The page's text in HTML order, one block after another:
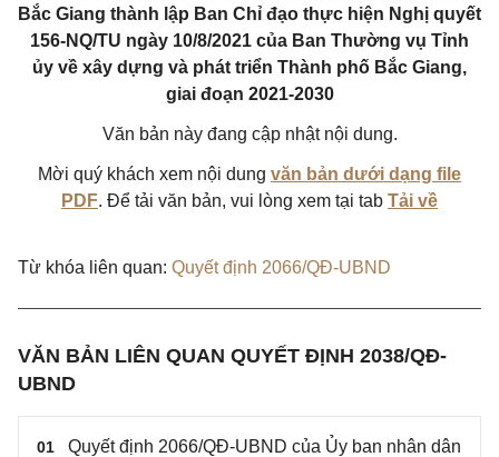
Bắc Giang thành lập Ban Chỉ đạo thực hiện Nghị quyết
156-NQ/TU ngày 10/8/2021 của Ban Thường vụ Tỉnh
ủy về xây dựng và phát triển Thành phố Bắc Giang,
giai đoạn 2021-2030
Văn bản này đang cập nhật nội dung.
Mời quý khách xem nội dung văn bản dưới dạng file
PDF. Để tải văn bản, vui lòng xem tại tab Tải về
Từ khóa liên quan: Quyết định 2066/QĐ-UBND
VĂN BẢN LIÊN QUAN QUYẾT ĐỊNH 2038/QĐ-
UBND
01
Quyết định 2066/QĐ-UBND của Ủy ban nhân dân